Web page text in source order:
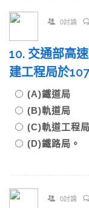
0討論
10. 交通部高
建工程局於
(A)鐵道局
(B)軌道局
(C)軌道工程
(D)鐵路局。
0討論